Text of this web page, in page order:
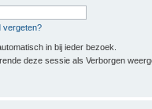
vergeten?
in bij ieder bezoek.
deze sessie als Verborgen